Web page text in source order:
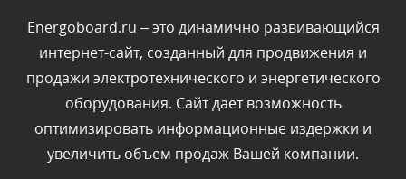
Комментарий проверяется
Текст комментария будет виден после проверки
администратором.
Сегодня, в 04:34
Комментарий проверяется
Energoboard.ru – это динамично развивающийся
интернет-сайт, созданный для продвижения и
продажи электротехнического и энергетического
оборудования. Сайт дает возможность
оптимизировать информационные издержки и
увеличить объем продаж Вашей компании.